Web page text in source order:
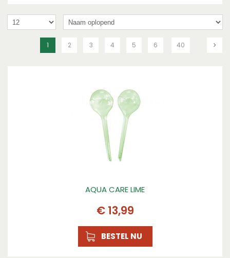
1 2 3 4 5 6 40
AQUA CARE LIME
€ 13,99
BESTEL NU